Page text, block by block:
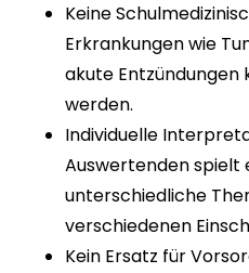
Keine
Erkrankungen wie
akute
werden.
Individuelle
Auswertenden spielt
unterschiedliche
verschiedenen
Kein Ersatz für